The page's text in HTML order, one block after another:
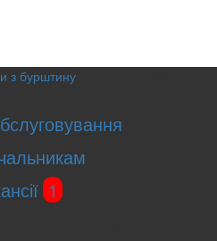
з бурштину•
1